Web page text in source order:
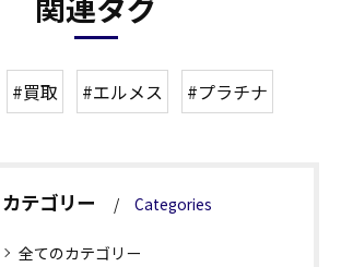
#買取 #エルメス #プラチナ
カテゴリー Categories
全てのカテゴリー